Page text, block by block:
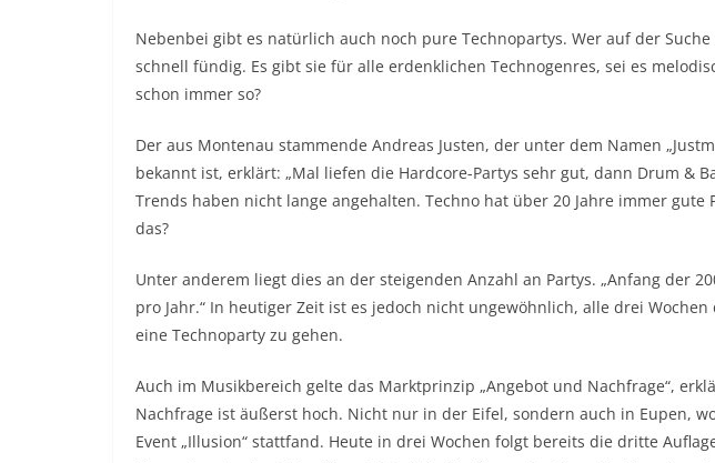
Nebenbei gibt es natürlich auch noch pure Technopartys. Wer auf der
schnell fündig. Es gibt sie für alle erdenklichen Technogenres, sei es
schon immer so?
Der aus Montenau stammende Andreas Justen, der unter dem Namen
bekannt ist, erklärt: „Mal liefen die Hardcore-Partys sehr gut, dann Drum &
Trends haben nicht lange angehalten. Techno hat über 20 Jahre immer gute
das?
Unter anderem liegt dies an der steigenden Anzahl an Partys. „Anfang der
pro Jahr.“ In heutiger Zeit ist es jedoch nicht ungewöhnlich, alle drei
eine Technoparty zu gehen.
Auch im Musikbereich gelte das Marktprinzip „Angebot und Nachfrage“,
Nachfrage ist äußerst hoch. Nicht nur in der Eifel, sondern auch in Eupen,
Event „Illusion“ stattfand. Heute in drei Wochen folgt bereits die dritte